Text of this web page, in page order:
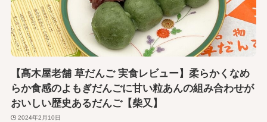
【髙木屋老舗 草だんご 実食レビュー】柔らかくなめ
らか食感のよもぎだんごに甘い粒あんの組み合わせが
おいしい歴史あるだんご【柴又】
2024年2月10日